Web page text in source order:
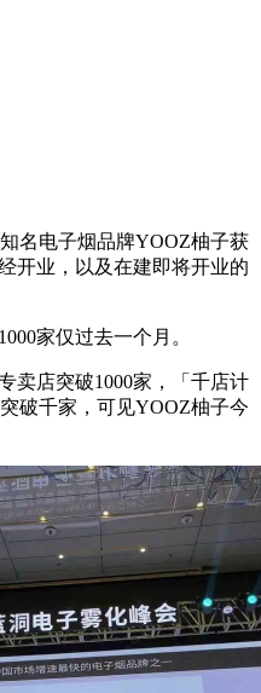
名电子烟品牌YOOZ柚子获
开业，以及在建即将开业的
家仅过去一个月。
卖店突破1000家，「千店计
破千家，可见YOOZ柚子今